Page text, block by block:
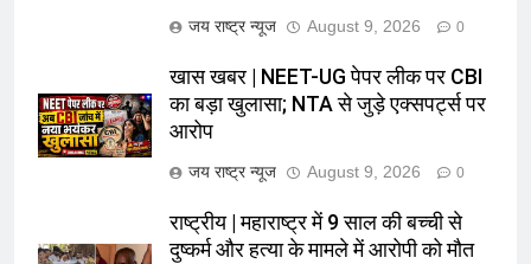
जय राष्ट्र न्यूज August 9, 2026 0
खास खबर | NEET-UG पेपर लीक पर CBI
का बड़ा खुलासा; NTA से जुड़े एक्सपर्ट्स पर
आरोप
जय राष्ट्र न्यूज August 9, 2026 0
राष्ट्रीय | महाराष्ट्र में 9 साल की बच्ची से
दुष्कर्म और हत्या के मामले में आरोपी को मौत